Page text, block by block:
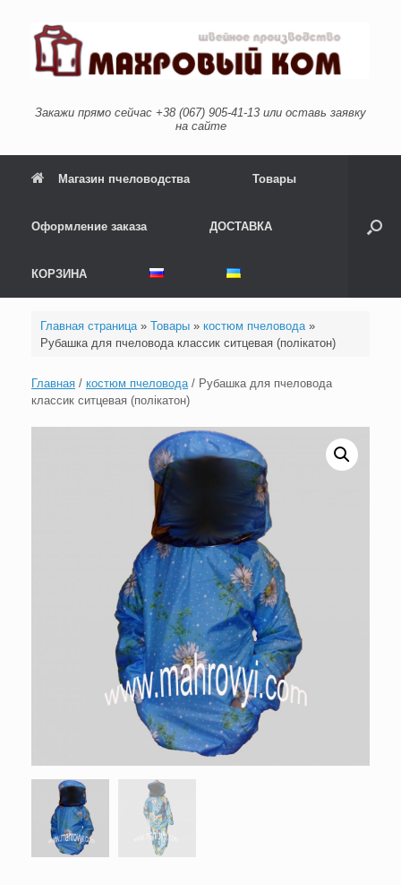
содержанию
Закажи прямо сейчас +38 (067) 905-41-13 или оставь заявку
на сайте
Магазин пчеловодства Товары
Оформление заказа ДОСТАВКА
КОРЗИНА
Главная страница» Товары» костюм пчеловода»
Рубашка для пчеловода классик ситцевая (полікатон)
Главная / костюм пчеловода/ Рубашка для пчеловода
классик ситцевая (полікатон)